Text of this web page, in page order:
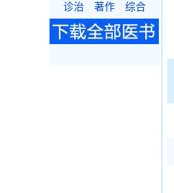
诊治 著作 综合